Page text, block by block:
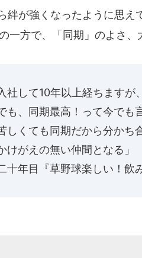
絆が強くなったように思え
一方で、「同期」のよさ
入社して10年以上経ちます
も、同期最高！って今でも
苦しくても同期だから分か
けがえの無い仲間となる」
二十年目『草野球楽しい！